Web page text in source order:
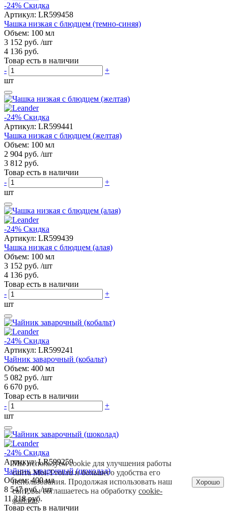
-24% Скидка
Артикул: LR599458
Чашка низкая с блюдцем (темно-синяя)
Объем: 100 мл
3 152 руб. /шт
4 136 руб.
Товар есть в наличии
-
+
шт
-24% Скидка
Артикул: LR599441
Чашка низкая с блюдцем (желтая)
Объем: 100 мл
2 904 руб. /шт
3 812 руб.
Товар есть в наличии
-
+
шт
-24% Скидка
Артикул: LR599439
Чашка низкая с блюдцем (алая)
Объем: 100 мл
3 152 руб. /шт
4 136 руб.
Товар есть в наличии
-
+
шт
-24% Скидка
Артикул: LR599241
Чайник заварочный (кобальт)
Объем: 400 мл
5 082 руб. /шт
6 670 руб.
Товар есть в наличии
-
+
шт
-24% Скидка
Артикул:LR599259
Чайник заварочный (шоколад)
Объем: 400 мл
8 547 руб. /шт
11 218 руб.
Товар есть в наличии
Мы используем cookie для улучшения работы
сайта Moi-Tvoi.ru и большего удобства его
использования. Продолжая использовать наш
сайт, вы соглашаетесь на обработкуcookie-
файлов.
Хорошо